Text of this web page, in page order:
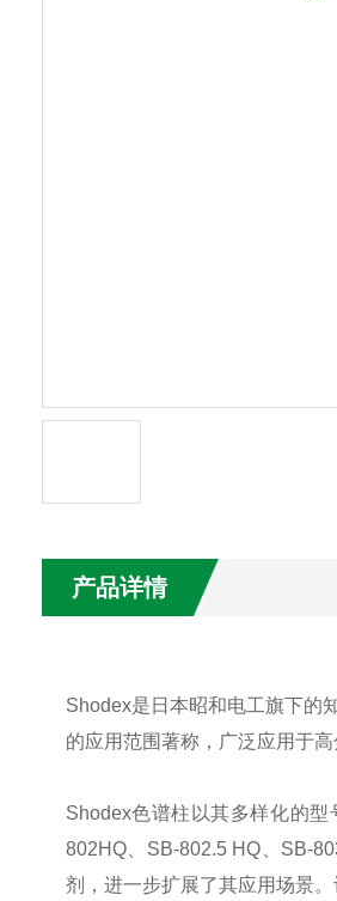
色谱柱
产品详情
Shodex是日本昭和电工旗下的
的应用范围著称，广泛应用于
Shodex色谱柱以其多样化的
802HQ、SB-802.5 HQ、SB-
剂，进一步扩展了其应用场景